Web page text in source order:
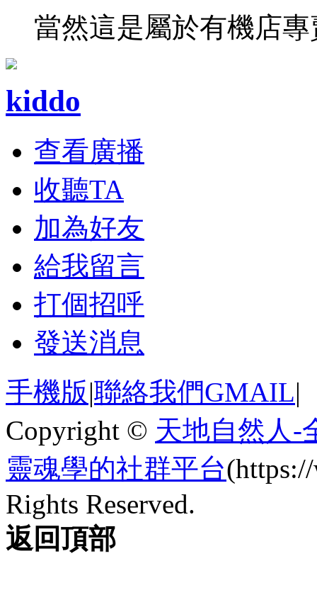
當然這是屬於有機店
kiddo
查看廣播
收聽TA
加為好友
給我留言
打個招呼
發送消息
手機版|聯絡我們GMAIL|
Copyright © 天地自然人-
靈魂學的社群平台
Rights Reserved.
返回頂部